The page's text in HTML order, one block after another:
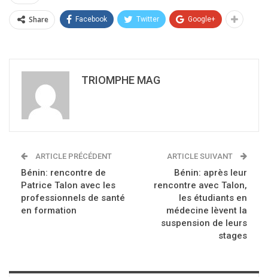
Share Facebook Twitter Google+
TRIOMPHE MAG
ARTICLE PRÉCÉDENT
Bénin: rencontre de
Patrice Talon avec les
professionnels de santé
en formation
ARTICLE SUIVANT
Bénin: après leur
rencontre avec Talon,
les étudiants en
médecine lèvent la
suspension de leurs
stages